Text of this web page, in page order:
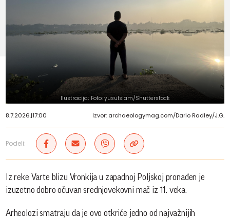
Ilustracija; Foto: yusufsiam/Shutterstock
8.7.2026.|17:00 Izvor: archaeologymag.com/Dario Radley/J.G.
Podeli:
Iz reke Varte blizu Vronkija u zapadnoj Poljskoj pronađen je
izuzetno dobro očuvan srednjovekovni mač iz 11. veka.
Arheolozi smatraju da je ovo otkriće jedno od najvažnijih